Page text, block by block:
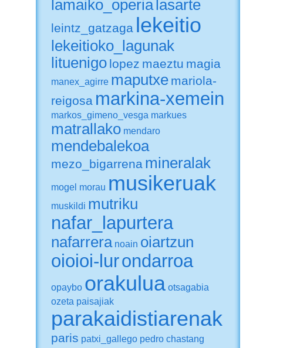
lamaiko_operia lasarte
leintz_gatzaga lekeitio
lekeitioko_lagunak
lituenigo lopez maeztu magia
manex_agirre maputxe mariola-
reigosa markina-xemein
markos_gimeno_vesga markues
matrallako mendaro
mendebalekoa
mezo_bigarrena mineralak
mogel morau musikeruak
muskildi mutriku
nafar_lapurtera
nafarrera noain oiartzun
oioioi-lurondarroa
opaybo orakulua otsagabia
ozeta paisajiak
parakaidistiarenak
paris patxi_gallego pedro chastang